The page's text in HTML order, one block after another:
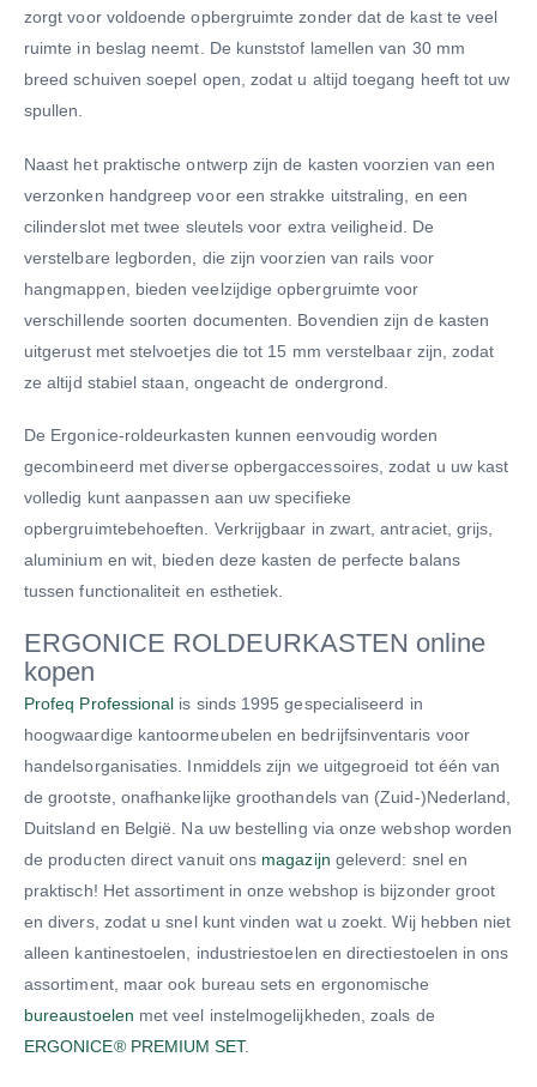
zorgt voor voldoende opbergruimte zonder dat de kast te veel
ruimte in beslag neemt. De kunststof lamellen van 30 mm
breed schuiven soepel open, zodat u altijd toegang heeft tot uw
spullen.
Naast het praktische ontwerp zijn de kasten voorzien van een
verzonken handgreep voor een strakke uitstraling, en een
cilinderslot met twee sleutels voor extra veiligheid. De
verstelbare legborden, die zijn voorzien van rails voor
hangmappen, bieden veelzijdige opbergruimte voor
verschillende soorten documenten. Bovendien zijn de kasten
uitgerust met stelvoetjes die tot 15 mm verstelbaar zijn, zodat
ze altijd stabiel staan, ongeacht de ondergrond.
De Ergonice-roldeurkasten kunnen eenvoudig worden
gecombineerd met diverse opbergaccessoires, zodat u uw kast
volledig kunt aanpassen aan uw specifieke
opbergruimtebehoeften. Verkrijgbaar in zwart, antraciet, grijs,
aluminium en wit, bieden deze kasten de perfecte balans
tussen functionaliteit en esthetiek.
ERGONICE ROLDEURKASTEN online
kopen
Profeq Professional is sinds 1995 gespecialiseerd in
hoogwaardige kantoormeubelen en bedrijfsinventaris voor
handelsorganisaties. Inmiddels zijn we uitgegroeid tot één van
de grootste, onafhankelijke groothandels van (Zuid-)Nederland,
Duitsland en België. Na uw bestelling via onze webshop worden
de producten direct vanuit ons magazijn geleverd: snel en
praktisch! Het assortiment in onze webshop is bijzonder groot
en divers, zodat u snel kunt vinden wat u zoekt. Wij hebben niet
alleen kantinestoelen, industriestoelen en directiestoelen in ons
assortiment, maar ook bureau sets en ergonomische
bureaustoelen met veel instelmogelijkheden, zoals de
ERGONICE® PREMIUM SET.